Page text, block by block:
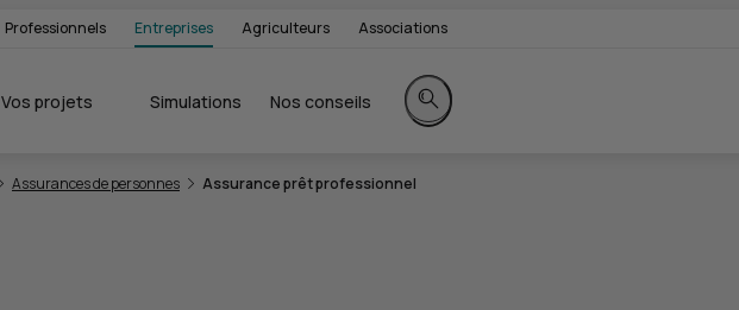
Professionnels Entreprises Agriculteurs Associations
Vos projets Simulations Nos conseils
Rechercher sur le site
Assurances de personnes Assurance prêt professionnel